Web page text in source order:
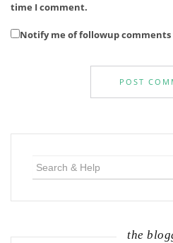
time I comment.
Notify me of followup comments
the